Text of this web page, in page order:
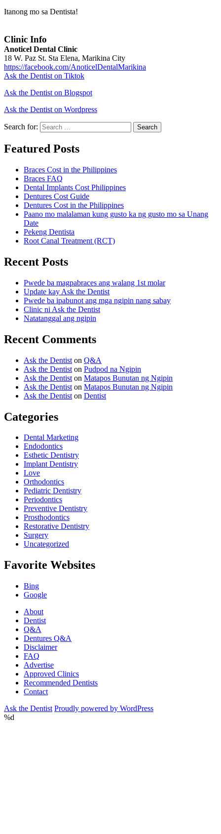
Itanong mo sa Dentista!
Clinic Info
Anoticel Dental Clinic
18 W. Paz St. Sta Elena, Marikina City
https://facebook.com/AnoticelDentalMarikina
Ask the Dentist on Tiktok
Ask the Dentist on Blogspot
Ask the Dentist on Wordpress
Search for: Search
Featured Posts
Braces Cost in the Philippines
Braces FAQ
Dental Implants Cost Philippines
Dentures Cost Guide
Dentures Cost in the Philippines
Paano mo malalaman kung gusto ka ng gusto mo sa Unang
Date
Pekeng Dentista
Root Canal Treatment (RCT)
Recent Posts
Pwede ba magpabraces ang walang 1st molar
Update kay Ask the Dentist
Pwede ba ipabunot ang mga ngipin nang sabay
Clinic ni Ask the Dentist
Natatanggal ang ngipin
Recent Comments
Ask the Dentist on Q&A
Ask the Dentist on Pudpod na Ngipin
Ask the Dentist on Matapos Bunutan ng Ngipin
Ask the Dentist on Matapos Bunutan ng Ngipin
Ask the Dentist on Dentist
Categories
Dental Marketing
Endodontics
Esthetic Dentistry
Implant Dentistry
Love
Orthodontics
Pediatric Dentistry
Periodontics
Preventive Dentistry
Prosthodontics
Restorative Dentistry
Surgery
Uncategorized
Favorite Websites
Bing
Google
About
Dentist
Q&A
Dentures Q&A
Disclaimer
FAQ
Advertise
Approved Clinics
Recommended Dentists
Contact
Ask the Dentist Proudly powered by WordPress
%d